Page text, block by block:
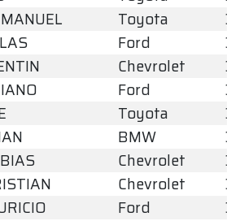
Toyota
Ford
Chevrolet
Ford
Toyota
BMW
Chevrolet
Chevrolet
Ford